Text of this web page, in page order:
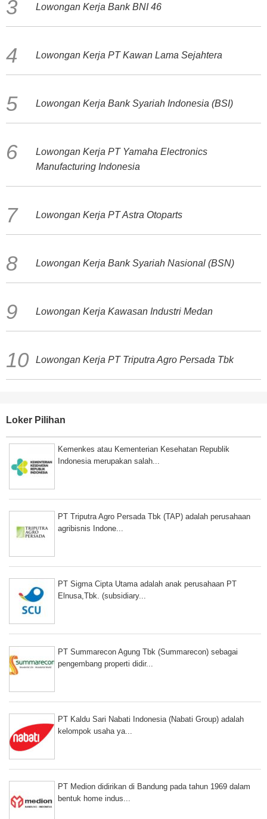
Lowongan Kerja Bank BNI 46
Lowongan Kerja PT Kawan Lama Sejahtera
Lowongan Kerja Bank Syariah Indonesia (BSI)
Lowongan Kerja PT Yamaha Electronics
Manufacturing Indonesia
Lowongan Kerja PT Astra Otoparts
Lowongan Kerja Bank Syariah Nasional (BSN)
Lowongan Kerja Kawasan Industri Medan
Lowongan Kerja PT Triputra Agro Persada Tbk
Loker Pilihan
Kemenkes atau Kementerian Kesehatan Republik
Indonesia merupakan salah...
PT Triputra Agro Persada Tbk (TAP) adalah perusahaan
agribisnis Indone...
PT Sigma Cipta Utama adalah anak perusahaan PT
Elnusa,Tbk. (subsidiary...
PT Summarecon Agung Tbk (Summarecon) sebagai
pengembang properti didir...
PT Kaldu Sari Nabati Indonesia (Nabati Group) adalah
kelompok usaha ya...
PT Medion didirikan di Bandung pada tahun 1969 dalam
bentuk home indus...